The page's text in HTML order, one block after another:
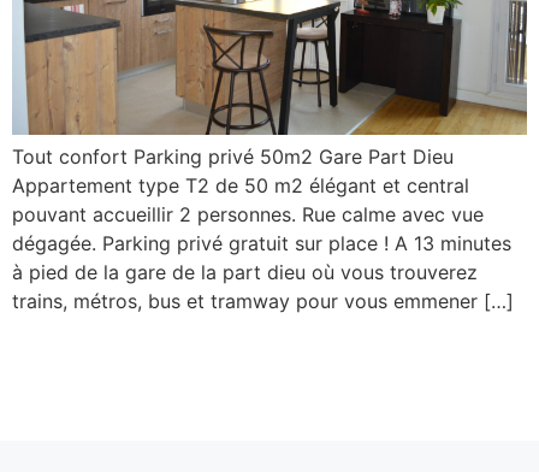
Tout confort Parking privé 50m2 Gare Part Dieu
Appartement type T2 de 50 m2 élégant et central
pouvant accueillir 2 personnes. Rue calme avec vue
dégagée. Parking privé gratuit sur place ! A 13 minutes
à pied de la gare de la part dieu où vous trouverez
trains, métros, bus et tramway pour vous emmener […]